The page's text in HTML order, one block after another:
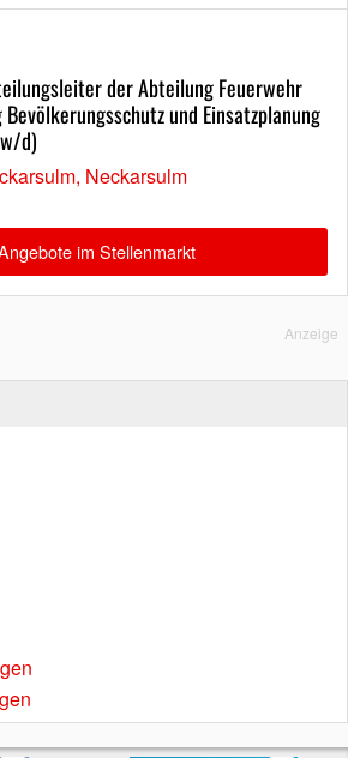
der Abteilung Feuerwehr
und Einsatzplanung
d)
Neckarsulm
im Stellenmarkt
Anzeige